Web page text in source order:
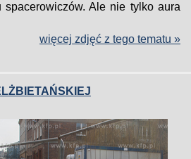
Ale nie tylko aura
więcej zdjęć z tego tematu »